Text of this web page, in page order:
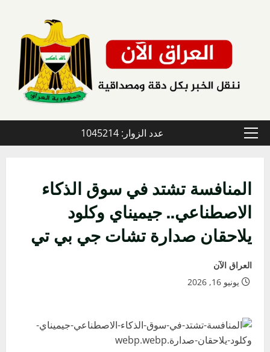
القائمة
عدد الزوار: 1045214
المنافسة تشتد في سوق الذكاء
الاصطناعي.. جيميناي وكلود
يلاحقان صدارة تشات جي بي تي
العراق الآن
يونيو 16, 2026